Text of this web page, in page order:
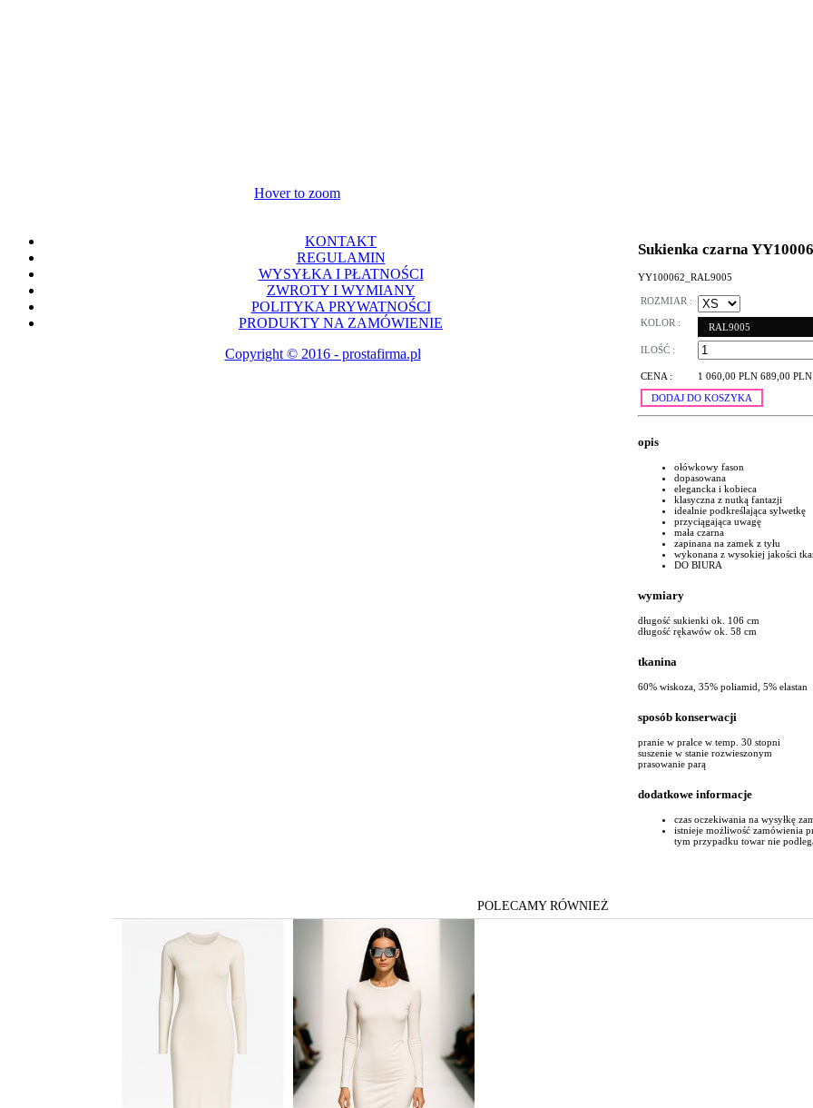
Hover to zoom
Sukienka czarna
YY100062_RAL9005
ROZMIAR :
KOLOR :
RAL9005
ILOŚĆ :
CENA : 1 060,00 PLN 689,00 PLN
DODAJ DO KOSZYKA
opis
ołówkowy fason
dopasowana
elegancka i kobieca
klasyczna z nutką fantazji
idealnie podkreślająca sylwetkę
przyciągająca uwagę
mała czarna
zapinana na zamek z tyłu
wykonana z wysokiej jakości
DO BIURA
wymiary
długość sukienki ok. 106 cm
długość rękawów ok. 58 cm
tkanina
60% wiskoza, 35% poliamid, 5% elastan
sposób konserwacji
pranie w pralce w temp. 30 stopni
suszenie w stanie rozwieszonym
prasowanie parą
dodatkowe informacje
czas oczekiwania na wysyłkę
istnieje możliwość zamówienia
tym przypadku towar nie
POLECAMY RÓWNIEŻ
KONTAKT
REGULAMIN
WYSYŁKA I PŁATNOŚCI
ZWROTY I WYMIANY
POLITYKA PRYWATNOŚCI
PRODUKTY NA ZAMÓWIENIE
Copyright © 2016 - prostafirma.pl